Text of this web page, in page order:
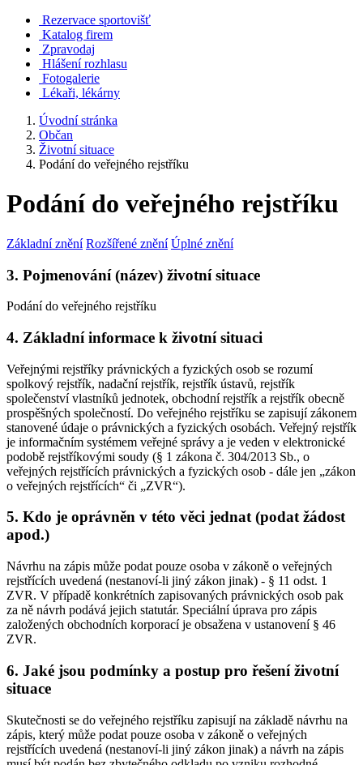
Rezervace sportovišť
Katalog firem
Zpravodaj
Hlášení rozhlasu
Fotogalerie
Lékaři, lékárny
Úvodní stránka
Občan
Životní situace
Podání do veřejného rejstříku
Podání do veřejného rejstříku
Základní znění Rozšířené znění Úplné znění
3. Pojmenování (název) životní situace
Podání do veřejného rejstříku
4. Základní informace k životní situaci
Veřejnými rejstříky právnických a fyzických osob se rozumí
spolkový rejstřík, nadační rejstřík, rejstřík ústavů, rejstřík
společenství vlastníků jednotek, obchodní rejstřík a rejstřík obecně
prospěšných společností. Do veřejného rejstříku se zapisují zákonem
stanovené údaje o právnických a fyzických osobách. Veřejný rejstřík
je informačním systémem veřejné správy a je veden v elektronické
podobě rejstříkovými soudy (§ 1 zákona č. 304/2013 Sb., o
veřejných rejstřících právnických a fyzických osob - dále jen „zákon
o veřejných rejstřících“ či „ZVR“).
5. Kdo je oprávněn v této věci jednat (podat žádost
apod.)
Návrhu na zápis může podat pouze osoba v zákoně o veřejných
rejstřících uvedená (nestanoví-li jiný zákon jinak) - § 11 odst. 1
ZVR. V případě konkrétních zapisovaných právnických osob pak
za ně návrh podává jejich statutár. Speciální úprava pro zápis
založených obchodních korporací je obsažena v ustanovení § 46
ZVR.
6. Jaké jsou podmínky a postup pro řešení životní
situace
Skutečnosti se do veřejného rejstříku zapisují na základě návrhu na
zápis, který může podat pouze osoba v zákoně o veřejných
rejstřících uvedená (nestanoví-li jiný zákon jinak) a návrh na zápis